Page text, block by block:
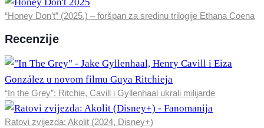
“Honey Don’t” (2025.) – foršpan za sredinu trilogije Ethana Coena
Recenzije
“In the Grey”: Ritchie, Cavill i Gyllenhaal ukrali milijarde
Ratovi zvijezda: Akolit (2024, Disney+)